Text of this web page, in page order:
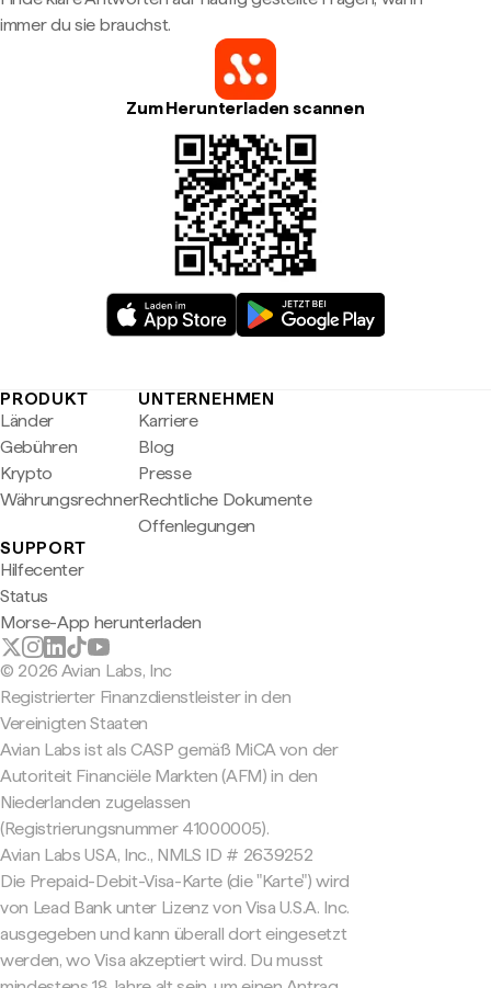
immer du sie brauchst.
Zum Herunterladen scannen
PRODUKT
Länder
Gebühren
Krypto
Währungsrechner
UNTERNEHMEN
Karriere
Blog
Presse
Rechtliche Dokumente
Offenlegungen
SUPPORT
Hilfecenter
Status
Morse-App herunterladen
© 2026 Avian Labs, Inc
Registrierter Finanzdienstleister in den
Vereinigten Staaten
Avian Labs ist als CASP gemäß MiCA von der
Autoriteit Financiële Markten (AFM) in den
Niederlanden zugelassen
(Registrierungsnummer 41000005).
Avian Labs USA, Inc., NMLS ID # 2639252
Die Prepaid-Debit-Visa-Karte (die "Karte") wird
von Lead Bank unter Lizenz von Visa U.S.A. Inc.
ausgegeben und kann überall dort eingesetzt
werden, wo Visa akzeptiert wird. Du musst